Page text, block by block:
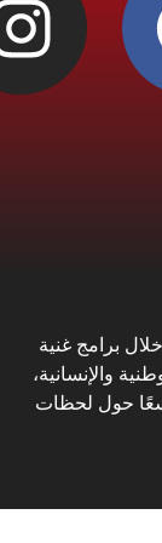
برامج غنية
والإنسانية،
حول لحظات